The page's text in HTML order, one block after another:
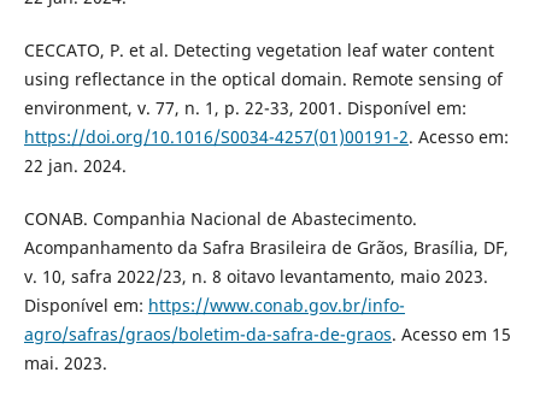
CECCATO, P. et al. Detecting vegetation leaf water content
using reflectance in the optical domain. Remote sensing of
environment, v. 77, n. 1, p. 22-33, 2001. Disponível em:
https://doi.org/10.1016/S0034-4257(01)00191-2. Acesso em:
22 jan. 2024.
CONAB. Companhia Nacional de Abastecimento.
Acompanhamento da Safra Brasileira de Grãos, Brasília, DF,
v. 10, safra 2022/23, n. 8 oitavo levantamento, maio 2023.
Disponível em: https://www.conab.gov.br/info-
agro/safras/graos/boletim-da-safra-de-graos. Acesso em 15
mai. 2023.